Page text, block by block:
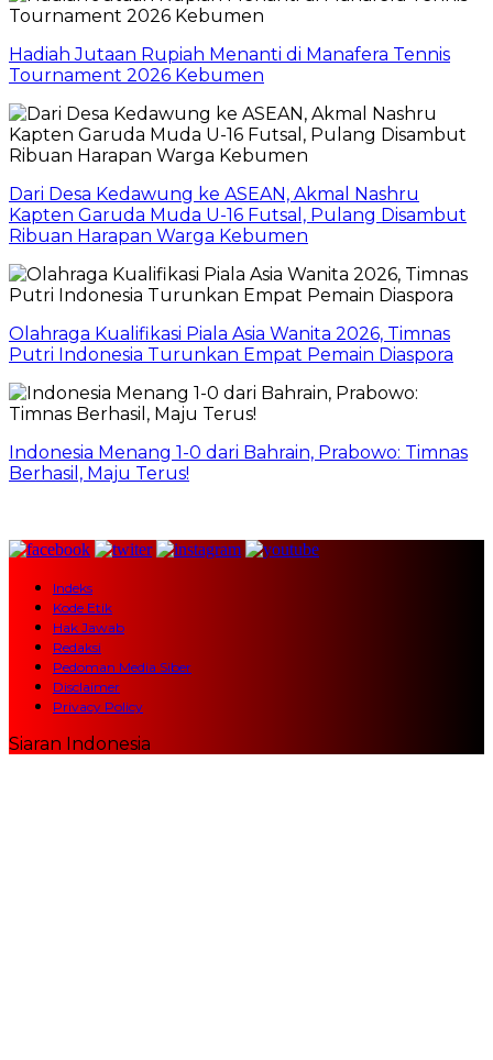
Hadiah Jutaan Rupiah Menanti di Manafera Tennis
Tournament 2026 Kebumen
Dari Desa Kedawung ke ASEAN, Akmal Nashru
Kapten Garuda Muda U-16 Futsal, Pulang Disambut
Ribuan Harapan Warga Kebumen
Olahraga Kualifikasi Piala Asia Wanita 2026, Timnas
Putri Indonesia Turunkan Empat Pemain Diaspora
Indonesia Menang 1-0 dari Bahrain, Prabowo: Timnas
Berhasil, Maju Terus!
Indeks
Kode Etik
Hak Jawab
Redaksi
Pedoman Media Siber
Disclaimer
Privacy Policy
Siaran Indonesia